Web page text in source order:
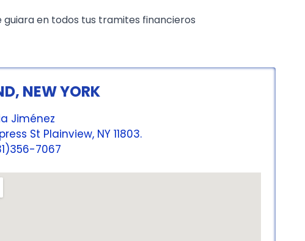
en todos tus tramites financieros
NEW YORK
Jiménez
St Plainview, NY 11803.
7067